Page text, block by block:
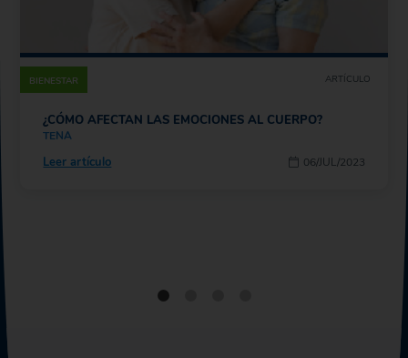
BIENESTAR ARTÍCULO
¿CÓMO AFECTAN LAS EMOCIONES AL CUERPO?
TENA
06/JUL/2023
Leer artículo